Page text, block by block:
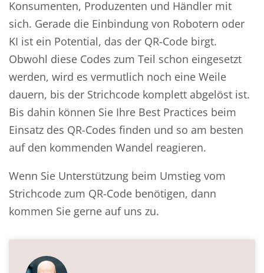
Konsumenten, Produzenten und Händler mit
sich. Gerade die Einbindung von Robotern oder
KI ist ein Potential, das der QR-Code birgt.
Obwohl diese Codes zum Teil schon eingesetzt
werden, wird es vermutlich noch eine Weile
dauern, bis der Strichcode komplett abgelöst ist.
Bis dahin können Sie Ihre Best Practices beim
Einsatz des QR-Codes finden und so am besten
auf den kommenden Wandel reagieren.
Wenn Sie Unterstützung beim Umstieg vom
Strichcode zum QR-Code benötigen, dann
kommen Sie gerne auf uns zu.